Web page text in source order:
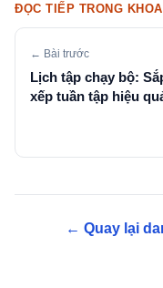
ĐỌC TIẾP TRONG
← Bài trước
Lịch tập chạy bộ:
xếp tuần tập hiệu
← Quay lại